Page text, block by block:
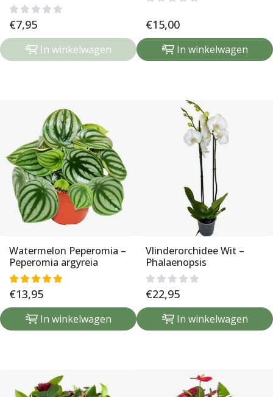
€7,95
In winkelwagen
€15,00
In winkelwagen
Watermelon Peperomia –
Peperomia argyreia
€13,95
In winkelwagen
Vlinderorchidee Wit –
Phalaenopsis
€22,95
In winkelwagen